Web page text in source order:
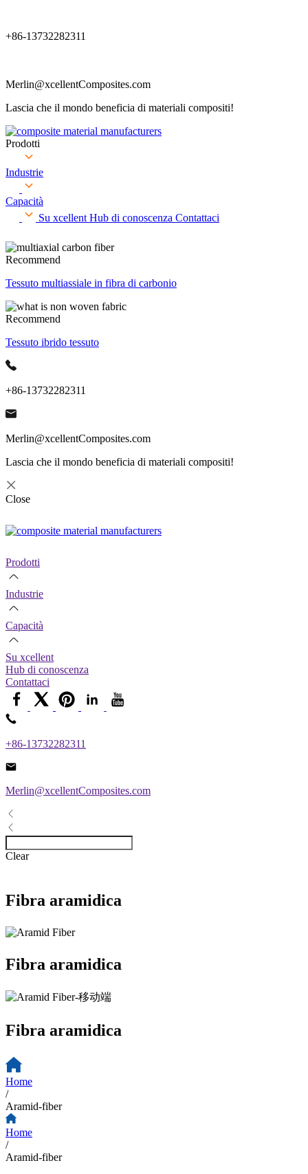
+86-13732282311
Merlin@xcellentComposites.com
Lascia che il mondo beneficia di materiali compositi!
Prodotti
Industrie
Capacità
Su xcellent Hub di conoscenza Contattaci
Recommend
Tessuto multiassiale in fibra di carbonio
Recommend
Tessuto ibrido tessuto
+86-13732282311
Merlin@xcellentComposites.com
Lascia che il mondo beneficia di materiali compositi!
Close
Prodotti
Industrie
Capacità
Su xcellent
Hub di conoscenza
Contattaci
+86-13732282311
Merlin@xcellentComposites.com
Clear
Fibra aramidica
Fibra aramidica
Fibra aramidica
Home
/
Aramid-fiber
Home
/
Aramid-fiber